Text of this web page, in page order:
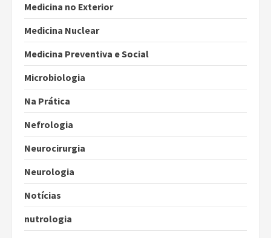
Medicina no Exterior
Medicina Nuclear
Medicina Preventiva e Social
Microbiologia
Na Prática
Nefrologia
Neurocirurgia
Neurologia
Notícias
nutrologia